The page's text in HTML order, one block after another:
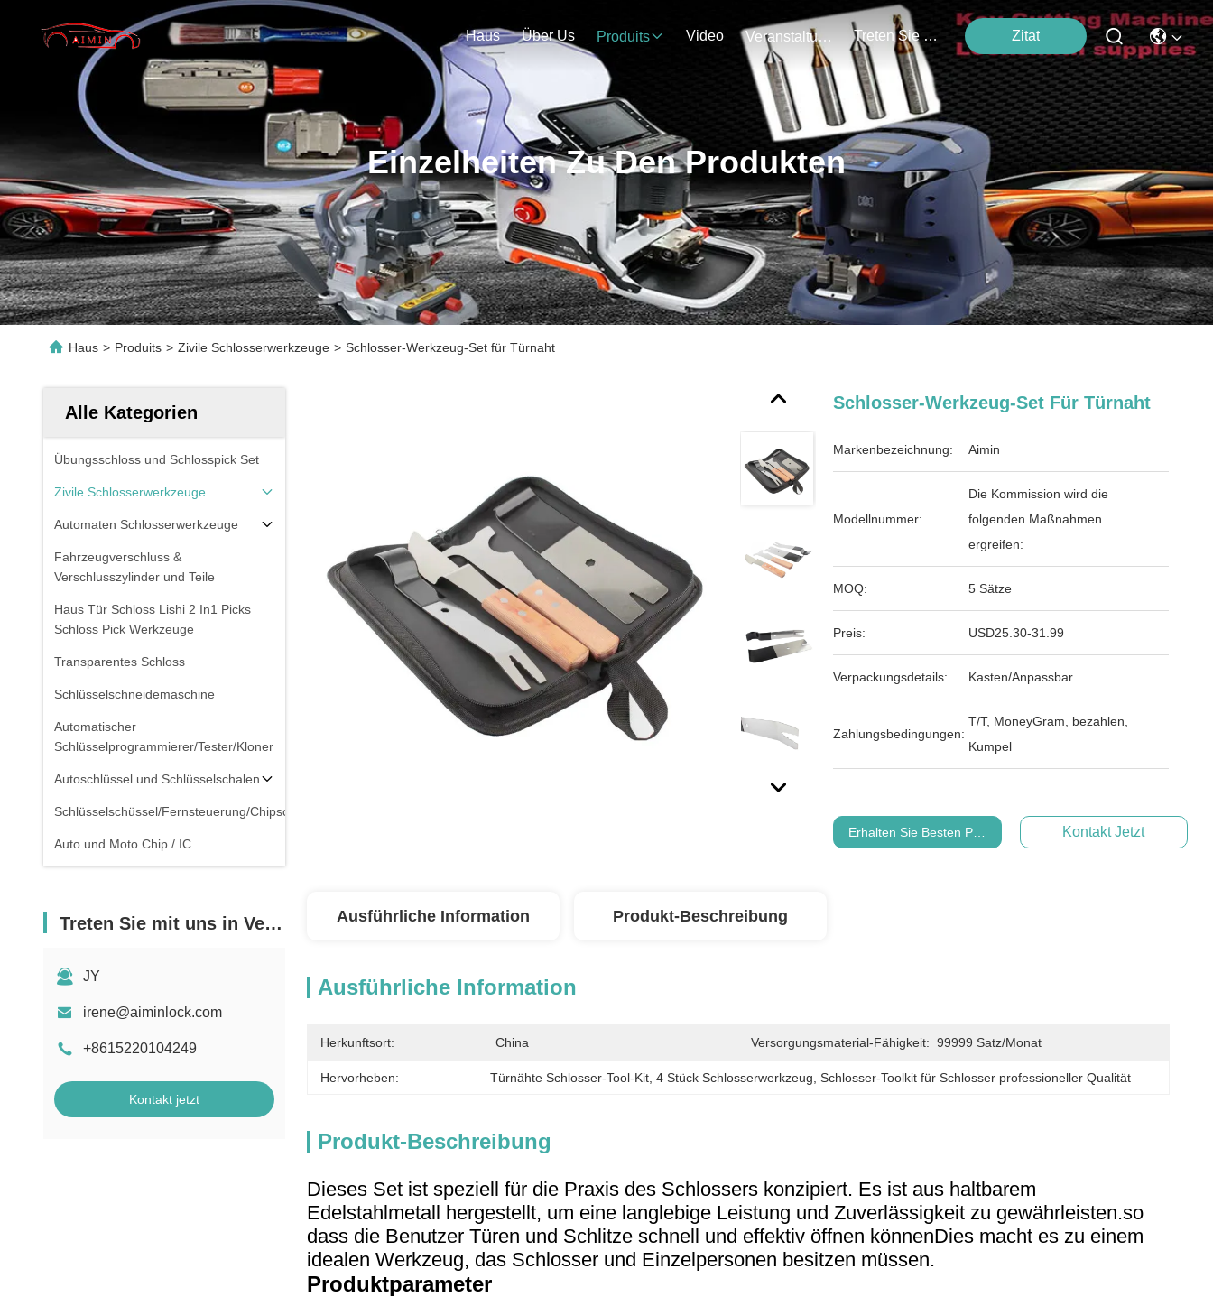
Haus Über Us Produits Video Veranstaltungen Treten Sie Mit Uns In Verbindung Zitat
Einzelheiten Zu Den Produkten
Haus > Produits > Zivile Schlosserwerkzeuge > Schlosser-Werkzeug-Set für Türnaht
Alle Kategorien
Übungsschloss und Schlosspick Set
Zivile Schlosserwerkzeuge
Automaten Schlosserwerkzeuge
Fahrzeugverschluss &
Verschlusszylinder und Teile
Haus Tür Schloss Lishi 2 In1 Picks
Schloss Pick Werkzeuge
Transparentes Schloss
Schlüsselschneidemaschine
Automatischer
Schlüsselprogrammierer/Tester/Kloner
Autoschlüssel und Schlüsselschalen
Schlüsselschüssel/Fernsteuerung/Chipschlüssel
Auto und Moto Chip / IC
Treten Sie mit uns in Verbindung
JY
irene@aiminlock.com
+8615220104249
Kontakt jetzt
Schlosser-Werkzeug-Set Für Türnaht
Markenbezeichnung: Aimin
Modellnummer:
Die Kommission wird die
folgenden Maßnahmen
ergreifen:
MOQ: 5 Sätze
Preis: USD25.30-31.99
Verpackungsdetails: Kasten/Anpassbar
Zahlungsbedingungen:
T/T, MoneyGram, bezahlen,
Kumpel
Erhalten Sie Besten Preis Kontakt Jetzt
Ausführliche Information Produkt-Beschreibung
Ausführliche Information
Herkunftsort: China Versorgungsmaterial-Fähigkeit: 99999 Satz/Monat
Hervorheben: Türnähte Schlosser-Tool-Kit , 4 Stück Schlosserwerkzeug , Schlosser-Toolkit für Schlosser professioneller Qualität
Produkt-Beschreibung
Dieses Set ist speziell für die Praxis des Schlossers konzipiert. Es ist aus haltbarem
Edelstahlmetall hergestellt, um eine langlebige Leistung und Zuverlässigkeit zu gewährleisten.so
dass die Benutzer Türen und Schlitze schnell und effektiv öffnen könnenDies macht es zu einem
idealen Werkzeug, das Schlosser und Einzelpersonen besitzen müssen.
Produktparameter